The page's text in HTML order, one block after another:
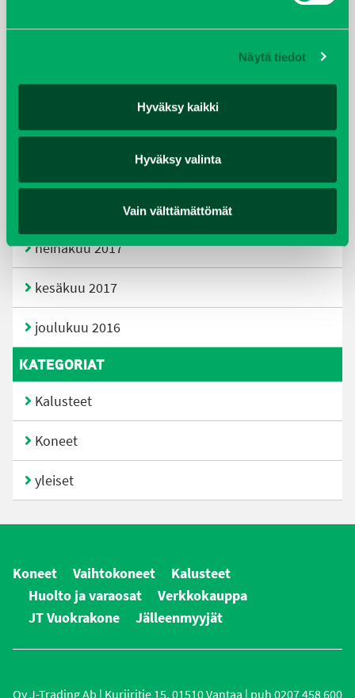
Näytä tiedot
Hyväksy kaikki
Hyväksy valinta
Vain välttämättömät
helmikuu 2019
elokuu 2018
heinäkuu 2017
kesäkuu 2017
joulukuu 2016
KATEGORIAT
Kalusteet
Koneet
yleiset
Koneet Vaihtokoneet
Kalusteet
Huolto ja varaosat
Verkkokauppa
JT Vuokrakone
Jälleenmyyjät
Oy J-Trading Ab | Kuriiritie 15, 01510 Vantaa | puh 0207 458 600